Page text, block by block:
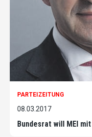
PARTEIZEITUNG
08.03.2017
Bundesrat will MEI